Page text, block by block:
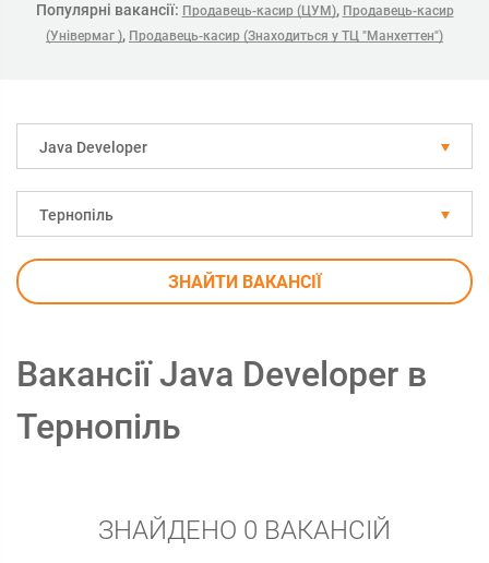
Популярні вакансії: Продавець-касир (ЦУМ), Продавець-касир
(Універмаг ), Продавець-касир (Знаходиться у ТЦ "Манхеттен")
Java Developer
Тернопіль
ЗНАЙТИ ВАКАНСІЇ
Вакансії Java Developer в
Тернопіль
ЗНАЙДЕНО 0 ВАКАНСІЙ